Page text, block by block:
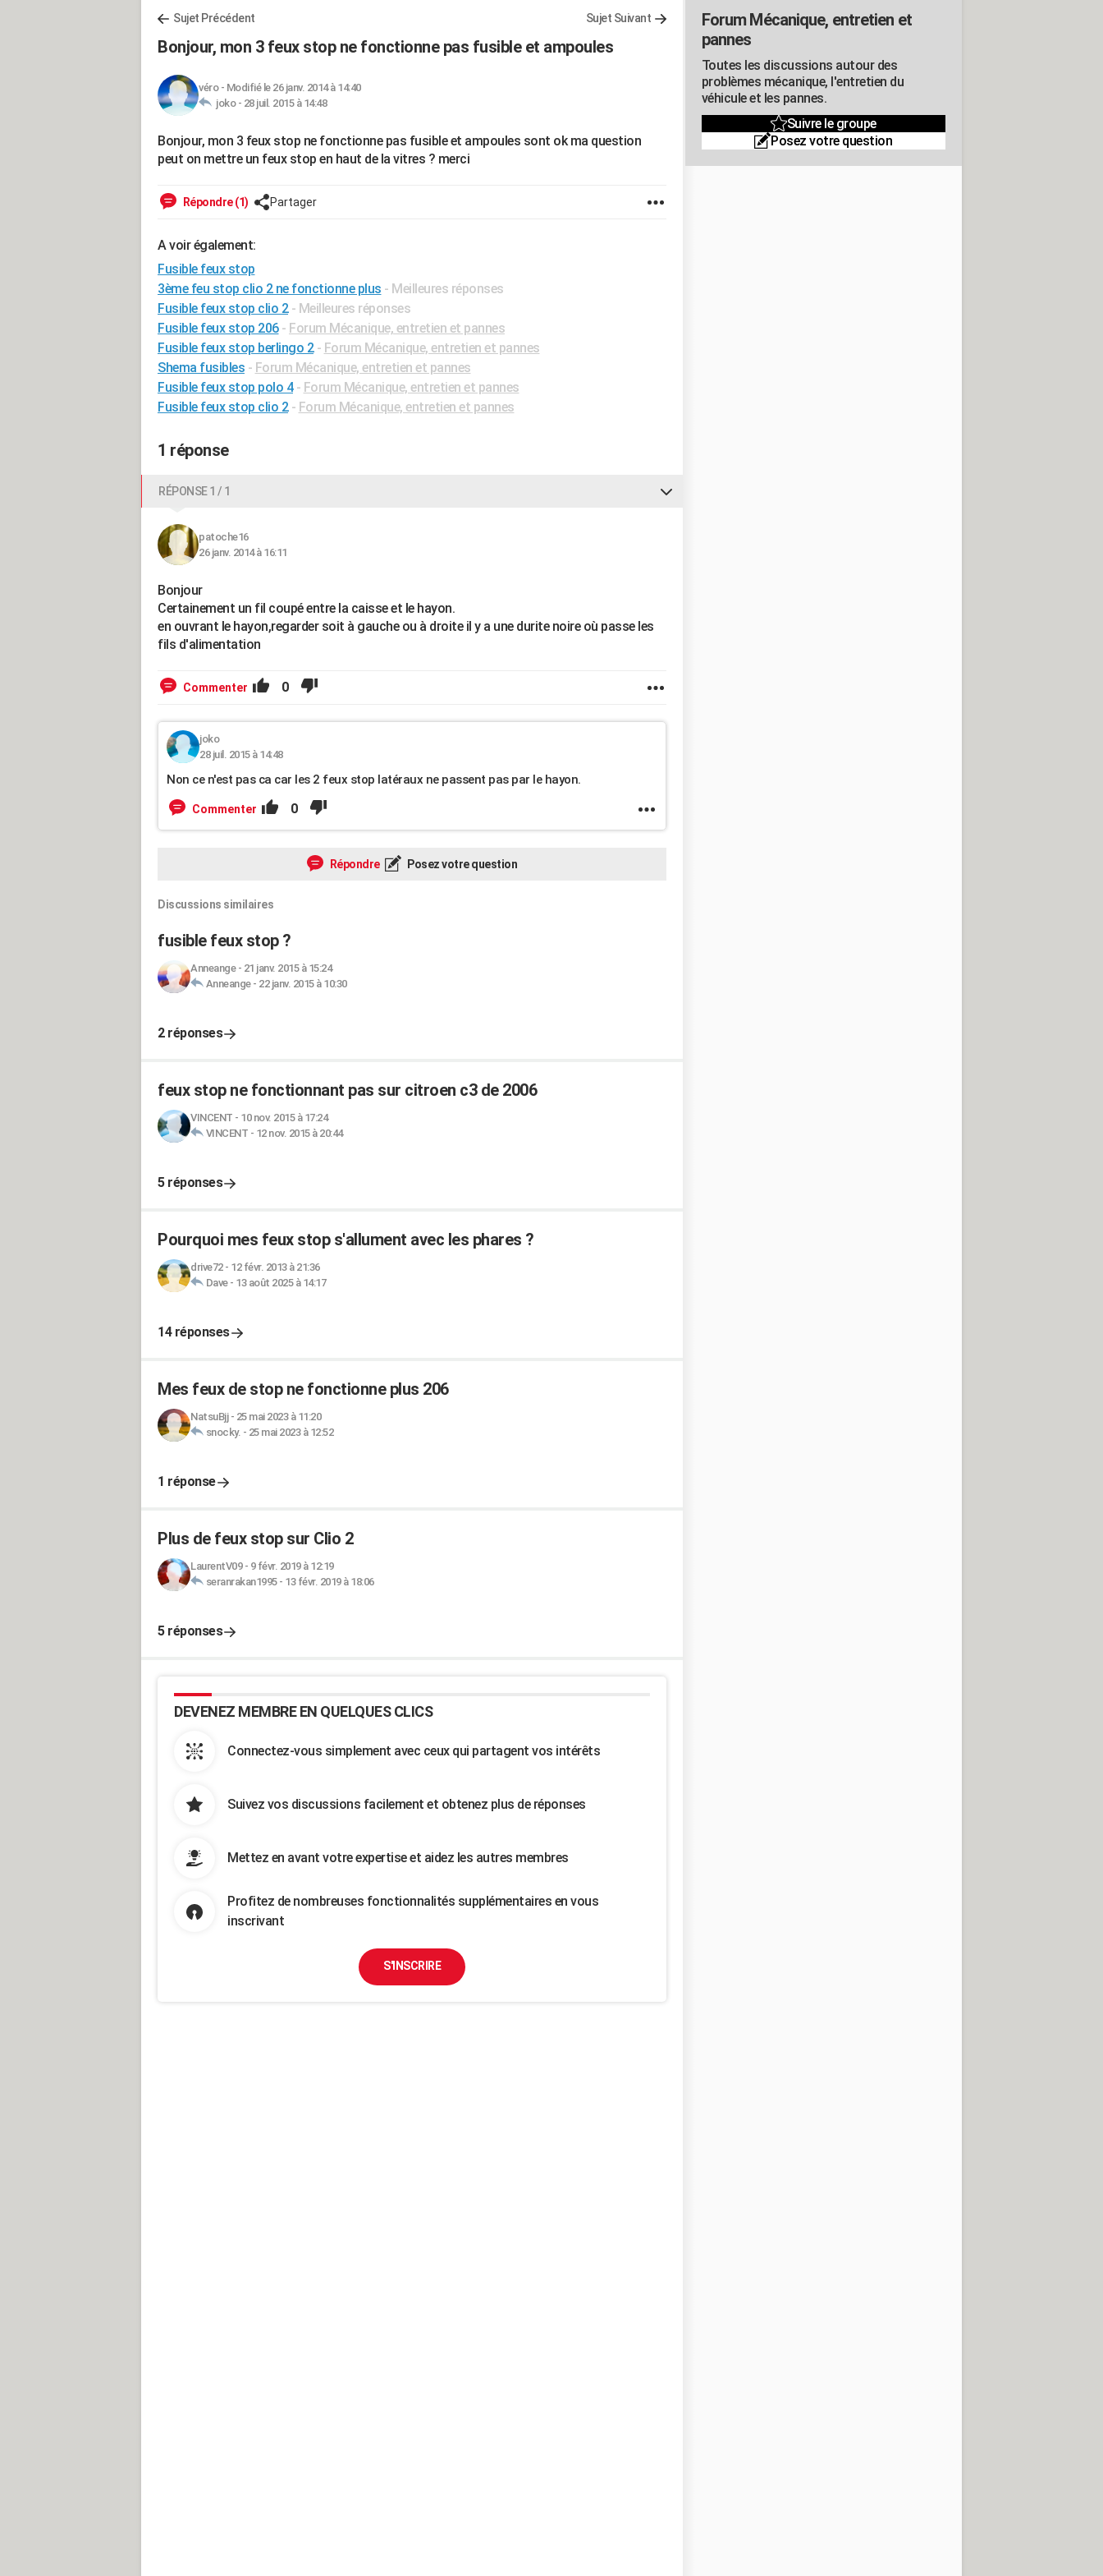
Sujet Précédent Sujet Suivant
Bonjour, mon 3 feux stop ne fonctionne pas fusible et ampoules
véro- Modifié le 26 janv. 2014 à 14:40
joko - 28 juil. 2015 à 14:48
Bonjour, mon 3 feux stop ne fonctionne pas fusible et ampoules sont ok ma question
peut on mettre un feux stop en haut de la vitres ? merci
Répondre (1) Partager
A voir également:
Fusible feux stop
3ème feu stop clio 2 ne fonctionne plus - Meilleures réponses
Fusible feux stop clio 2 - Meilleures réponses
Fusible feux stop 206 - Forum Mécanique, entretien et pannes
Fusible feux stop berlingo 2 - Forum Mécanique, entretien et pannes
Shema fusibles - Forum Mécanique, entretien et pannes
Fusible feux stop polo 4 - Forum Mécanique, entretien et pannes
Fusible feux stop clio 2 - Forum Mécanique, entretien et pannes
1 réponse
RÉPONSE 1 / 1
patoche16
26 janv. 2014 à 16:11
Bonjour
Certainement un fil coupé entre la caisse et le hayon.
en ouvrant le hayon,regarder soit à gauche ou à droite il y a une durite noire où passe les
fils d'alimentation
Commenter 0
joko
28 juil. 2015 à 14:48
Non ce n'est pas ca car les 2 feux stop latéraux ne passent pas par le hayon.
Commenter 0
Répondre Posez votre question
Discussions similaires
fusible feux stop ?
Anneange- 21 janv. 2015 à 15:24
Anneange- 22 janv. 2015 à 10:30
2 réponses
feux stop ne fonctionnant pas sur citroen c3 de 2006
VINCENT - 10 nov. 2015 à 17:24
VINCENT - 12 nov. 2015 à 20:44
5 réponses
Pourquoi mes feux stop s'allument avec les phares ?
drive72- 12 févr. 2013 à 21:36
Dave- 13 août 2025 à 14:17
14 réponses
Mes feux de stop ne fonctionne plus 206
NatsuBjj- 25 mai 2023 à 11:20
snocky. - 25 mai 2023 à 12:52
1 réponse
Plus de feux stop sur Clio 2
LaurentV09- 9 févr. 2019 à 12:19
seranrakan1995- 13 févr. 2019 à 18:06
5 réponses
DEVENEZ MEMBRE EN QUELQUES CLICS
Connectez-vous simplement avec ceux qui partagent vos intérêts
Suivez vos discussions facilement et obtenez plus de réponses
Mettez en avant votre expertise et aidez les autres membres
Profitez de nombreuses fonctionnalités supplémentaires en vous
inscrivant
S'INSCRIRE
Forum Mécanique, entretien et
pannes
Toutes les discussions autour des
problèmes mécanique, l'entretien du
véhicule et les pannes.
Suivre le groupe
Posez votre question